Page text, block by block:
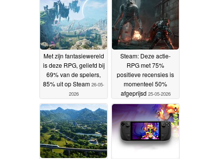
Met zijn fantasiewereld
is deze RPG, geliefd bij
69% van de spelers,
85% uit op Steam 26-05-
2026
Steam: Deze actie-
RPG met 75%
positieve recensies is
momenteel 50%
afgeprijsd 25-05-2026